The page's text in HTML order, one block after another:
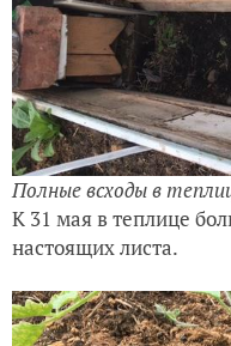
Полные всходы в
К 31 мая в теплице
настоящих листа.